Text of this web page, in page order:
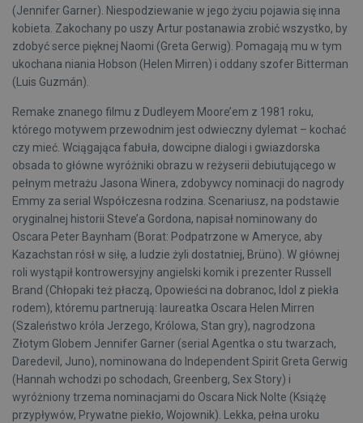
(Jennifer Garner). Niespodziewanie w jego życiu pojawia się inna
kobieta. Zakochany po uszy Artur postanawia zrobić wszystko, by
zdobyć serce pięknej Naomi (Greta Gerwig). Pomagają mu w tym
ukochana niania Hobson (Helen Mirren) i oddany szofer Bitterman
(Luis Guzmán).
Remake znanego filmu z Dudleyem Moore’em z 1981 roku,
którego motywem przewodnim jest odwieczny dylemat – kochać
czy mieć. Wciągająca fabuła, dowcipne dialogi i gwiazdorska
obsada to główne wyróżniki obrazu w reżyserii debiutującego w
pełnym metrażu Jasona Winera, zdobywcy nominacji do nagrody
Emmy za serial Współczesna rodzina. Scenariusz, na podstawie
oryginalnej historii Steve’a Gordona, napisał nominowany do
Oscara Peter Baynham (Borat: Podpatrzone w Ameryce, aby
Kazachstan rósł w siłę, a ludzie żyli dostatniej, Brüno). W głównej
roli wystąpił kontrowersyjny angielski komik i prezenter Russell
Brand (Chłopaki też płaczą, Opowieści na dobranoc, Idol z piekła
rodem), któremu partnerują: laureatka Oscara Helen Mirren
(Szaleństwo króla Jerzego, Królowa, Stan gry), nagrodzona
Złotym Globem Jennifer Garner (serial Agentka o stu twarzach,
Daredevil, Juno), nominowana do Independent Spirit Greta Gerwig
(Hannah wchodzi po schodach, Greenberg, Sex Story) i
wyróżniony trzema nominacjami do Oscara Nick Nolte (Książę
przypływów, Prywatne piekło, Wojownik). Lekka, pełna uroku